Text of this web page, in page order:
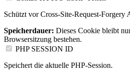
Schützt vor Cross-Site-Request-Forgery
Speicherdauer: Dieses Cookie bleibt
Browsersitzung bestehen.
PHP SESSION ID
Speichert die aktuelle PHP-Session.